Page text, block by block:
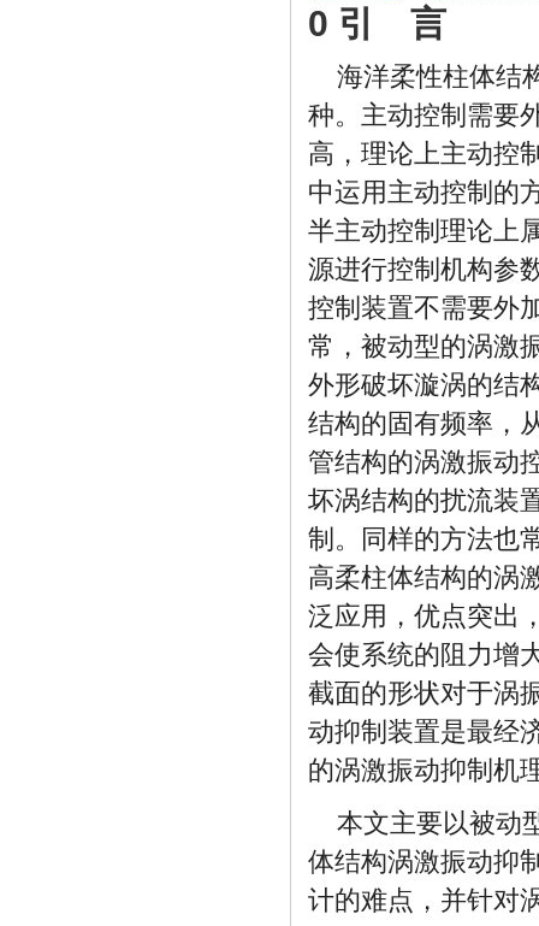
0 引 言
海洋柔性柱体结
种。主动控制需要
高，理论上主动控
中运用主动控制的
半主动控制理论上
源进行控制机构参
控制装置不需要外
常，被动型的涡激
外形破坏漩涡的结
结构的固有频率，
管结构的涡激振动
坏涡结构的扰流装
制。同样的方法也
高柔柱体结构的涡
泛应用，优点突出
会使系统的阻力增
截面的形状对于涡
动抑制装置是最经
的涡激振动抑制机
本文主要以被动
体结构涡激振动抑
计的难点，并针对